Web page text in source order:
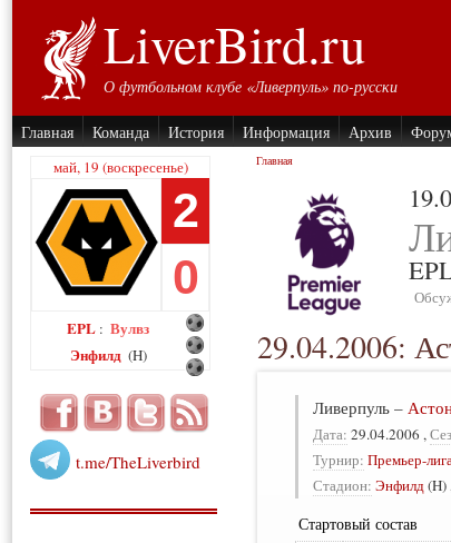
LiverBird.ru
О футбольном клубе «Ливерпуль» по-русски
Главная Команда История Информация Архив
май, 19 (воскресенье)
2
0
EPL : Вулвз
Энфилд (H)
t.me/TheLiverbird
Главная
29.04.2006:
Ливерпуль–
Дата: 29.04.2006 ,
Турнир: Премьер-
Стадион: Энфилд(H)
Стартовый состав